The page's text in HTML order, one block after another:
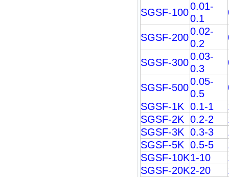
SGSF-100
0.01-
0.1
SGSF-200
0.02-
0.2
SGSF-300
0.03-
0.3
SGSF-500
0.05-
0.5
SGSF-1K 0.1-1
SGSF-2K 0.2-2
SGSF-3K 0.3-3
SGSF-5K 0.5-5
SGSF-10K1-10
SGSF-20K2-20